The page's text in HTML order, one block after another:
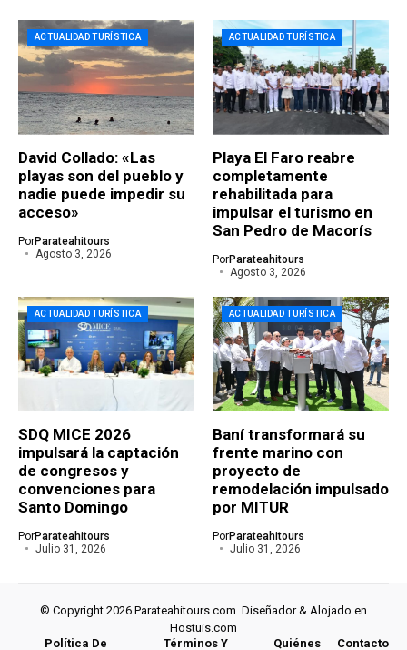
ACTUALIDAD TURÍSTICA
David Collado: «Las
playas son del pueblo y
nadie puede impedir su
acceso»
PorParateahitours
Agosto 3, 2026
ACTUALIDAD TURÍSTICA
Playa El Faro reabre
completamente
rehabilitada para
impulsar el turismo en
San Pedro de Macorís
PorParateahitours
Agosto 3, 2026
ACTUALIDAD TURÍSTICA
SDQ MICE 2026
impulsará la captación
de congresos y
convenciones para
Santo Domingo
PorParateahitours
Julio 31, 2026
ACTUALIDAD TURÍSTICA
Baní transformará su
frente marino con
proyecto de
remodelación impulsado
por MITUR
PorParateahitours
Julio 31, 2026
© Copyright 2026 Parateahitours.com. Diseñador & Alojado en
Hostuis.com
Política De
Términos Y
Quiénes
Contacto